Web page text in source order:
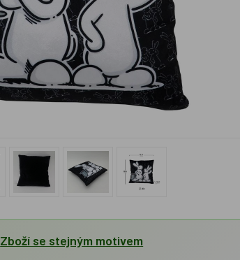
Zboží se stejným motivem